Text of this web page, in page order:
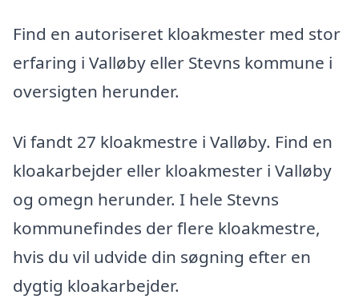
Find en autoriseret kloakmester med stor
erfaring i Valløby eller Stevns kommune i
oversigten herunder.
Vi fandt 27 kloakmestre i Valløby. Find en
kloakarbejder eller kloakmester i Valløby
og omegn herunder. I hele Stevns
kommunefindes der flere kloakmestre,
hvis du vil udvide din søgning efter en
dygtig kloakarbejder.